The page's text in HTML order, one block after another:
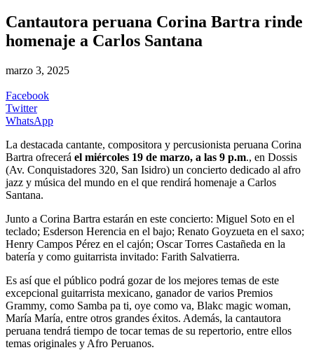
Cantautora peruana Corina Bartra rinde
homenaje a Carlos Santana
marzo 3, 2025
Facebook
Twitter
WhatsApp
La destacada cantante, compositora y percusionista peruana Corina
Bartra ofrecerá el miércoles 19 de marzo, a las 9 p.m., en Dossis
(Av. Conquistadores 320, San Isidro) un concierto dedicado al afro
jazz y música del mundo en el que rendirá homenaje a Carlos
Santana.
Junto a Corina Bartra estarán en este concierto: Miguel Soto en el
teclado; Esderson Herencia en el bajo; Renato Goyzueta en el saxo;
Henry Campos Pérez en el cajón; Oscar Torres Castañeda en la
batería y como guitarrista invitado: Farith Salvatierra.
Es así que el público podrá gozar de los mejores temas de este
excepcional guitarrista mexicano, ganador de varios Premios
Grammy, como Samba pa ti, oye como va, Blakc magic woman,
María María, entre otros grandes éxitos. Además, la cantautora
peruana tendrá tiempo de tocar temas de su repertorio, entre ellos
temas originales y Afro Peruanos.